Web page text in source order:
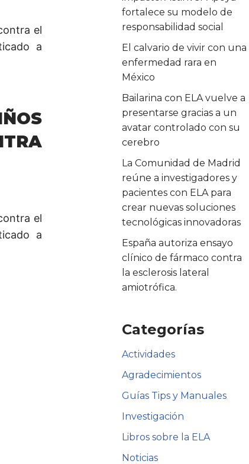
el
a
el
a
fortalece su modelo de
responsabilidad social
El calvario de vivir con una
enfermedad rara en
México
Bailarina con ELA vuelve a
presentarse gracias a un
avatar controlado con su
cerebro
La Comunidad de Madrid
reúne a investigadores y
pacientes con ELA para
crear nuevas soluciones
tecnológicas innovadoras
España autoriza ensayo
clínico de fármaco contra
la esclerosis lateral
amiotrófica.
Categorías
Actividades
Agradecimientos
Guías Tips y Manuales
Investigación
Libros sobre la ELA
Noticias